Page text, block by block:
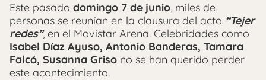
Este pasado domingo 7 de junio, miles de
personas se reunían en la clausura del acto “Tejer
redes”, en el Movistar Arena. Celebridades como
Isabel Díaz Ayuso, Antonio Banderas, Tamara
Falcó, Susanna Griso no se han querido perder
este acontecimiento.